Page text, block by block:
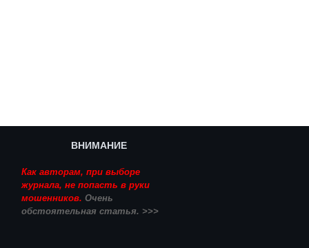
ВНИМАНИЕ
Как авторам, при выборе
журнала, не попасть в руки
мошенников. Очень
обстоятельная статья. >>>